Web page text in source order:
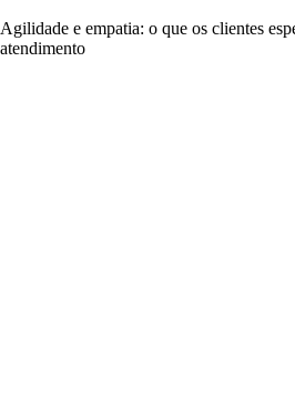
Agilidade e empatia: o que os clientes
atendimento